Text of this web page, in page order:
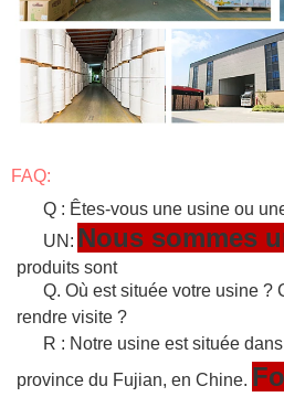
FAQ:
Q : Êtes-vous une usine ou
UN: Nous sommes
produits sont
Q. Où est située votre usine ?
rendre visite ?
R : Notre usine est située
province du Fujian, en Chine.